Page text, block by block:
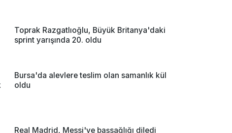
Toprak Razgatlıoğlu, Büyük Britanya'daki
sprint yarışında 20. oldu
Bursa'da alevlere teslim olan samanlık kül
oldu
Real Madrid, Messi'ye başsağlığı diledi